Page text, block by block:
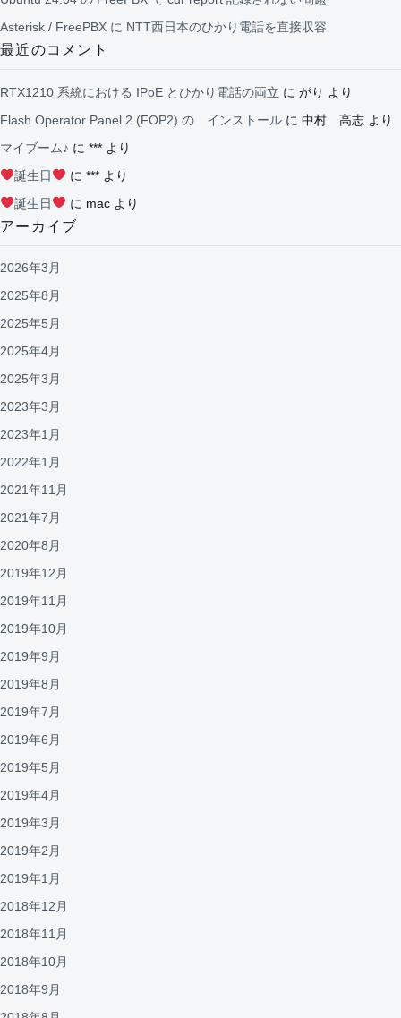
Asterisk / FreePBX に NTT西日本のひかり電話を直接収容
最近のコメント
RTX1210 系統における IPoE とひかり電話の両立 に がり より
Flash Operator Panel 2 (FOP2) の インストール に 中村 高志 より
マイブーム♪ に *** より
誕生日
に ***より
誕生日
に macより
アーカイブ
2026年3月
2025年8月
2025年5月
2025年4月
2025年3月
2023年3月
2023年1月
2022年1月
2021年11月
2021年7月
2020年8月
2019年12月
2019年11月
2019年10月
2019年9月
2019年8月
2019年7月
2019年6月
2019年5月
2019年4月
2019年3月
2019年2月
2019年1月
2018年12月
2018年11月
2018年10月
2018年9月